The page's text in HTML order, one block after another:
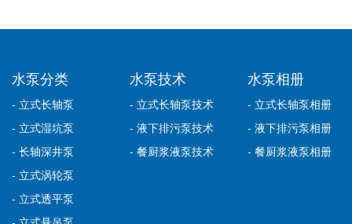
水泵分类
- 立式长轴泵
- 立式湿坑泵
- 长轴深井泵
- 立式涡轮泵
- 立式透平泵
水泵技术
- 立式长轴泵技术
- 液下排污泵技术
- 餐厨浆液泵技术
水泵相册
- 立式长轴泵相册
- 液下排污泵相册
- 餐厨浆液泵相册